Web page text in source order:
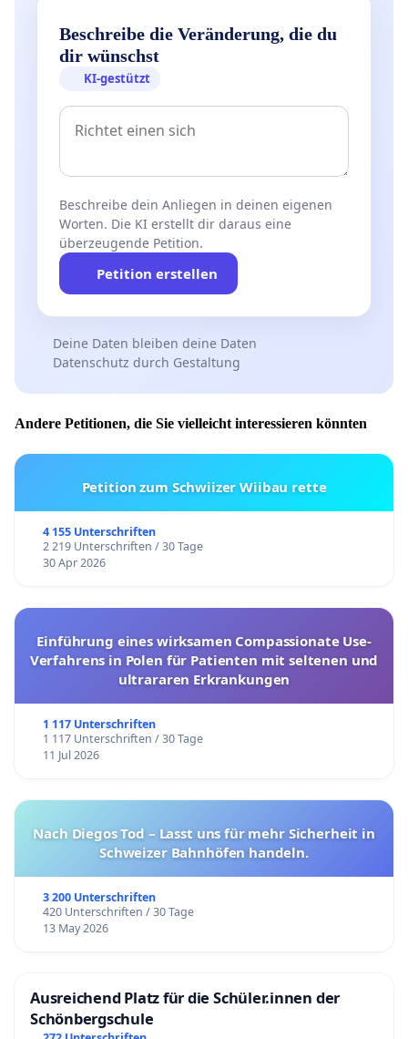
Beschreibe die Veränderung, die du
dir wünschst
KI-gestützt
Beschreibe dein Anliegen in deinen eigenen
Worten. Die KI erstellt dir daraus eine
überzeugende Petition.
Petition erstellen
Deine Daten bleiben deine Daten
Datenschutz durch Gestaltung
Andere Petitionen, die Sie vielleicht interessieren könnten
Petition zum Schwiizer Wiibau rette
4 155 Unterschriften
2 219 Unterschriften / 30 Tage
30 Apr 2026
Einführung eines wirksamen Compassionate Use-
Verfahrens in Polen für Patienten mit seltenen und
ultrararen Erkrankungen
1 117 Unterschriften
1 117 Unterschriften / 30 Tage
11 Jul 2026
Nach Diegos Tod – Lasst uns für mehr Sicherheit in
Schweizer Bahnhöfen handeln.
3 200 Unterschriften
420 Unterschriften / 30 Tage
13 May 2026
Ausreichend Platz für die Schüler.innen der
Schönbergschule